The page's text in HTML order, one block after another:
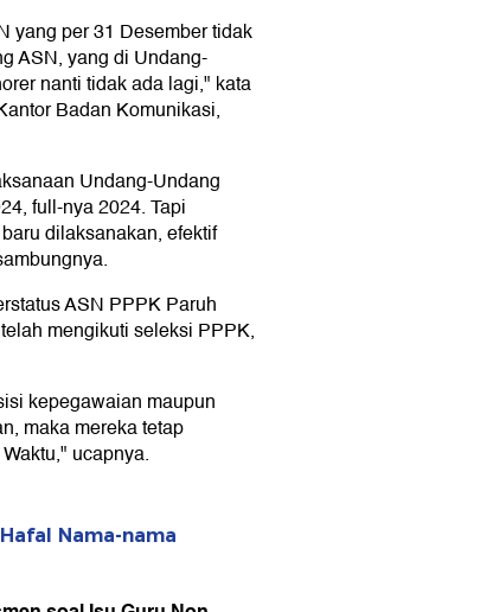
yang per 31 Desember tidak
ASN, yang di Undang-
nanti tidak ada lagi," kata
Badan Komunikasi,
Undang-Undang
full-nya 2024. Tapi
dilaksanakan, efektif
ASN PPPK Paruh
mengikuti seleksi PPPK,
kepegawaian maupun
maka mereka tetap
ucapnya.
Nama-nama